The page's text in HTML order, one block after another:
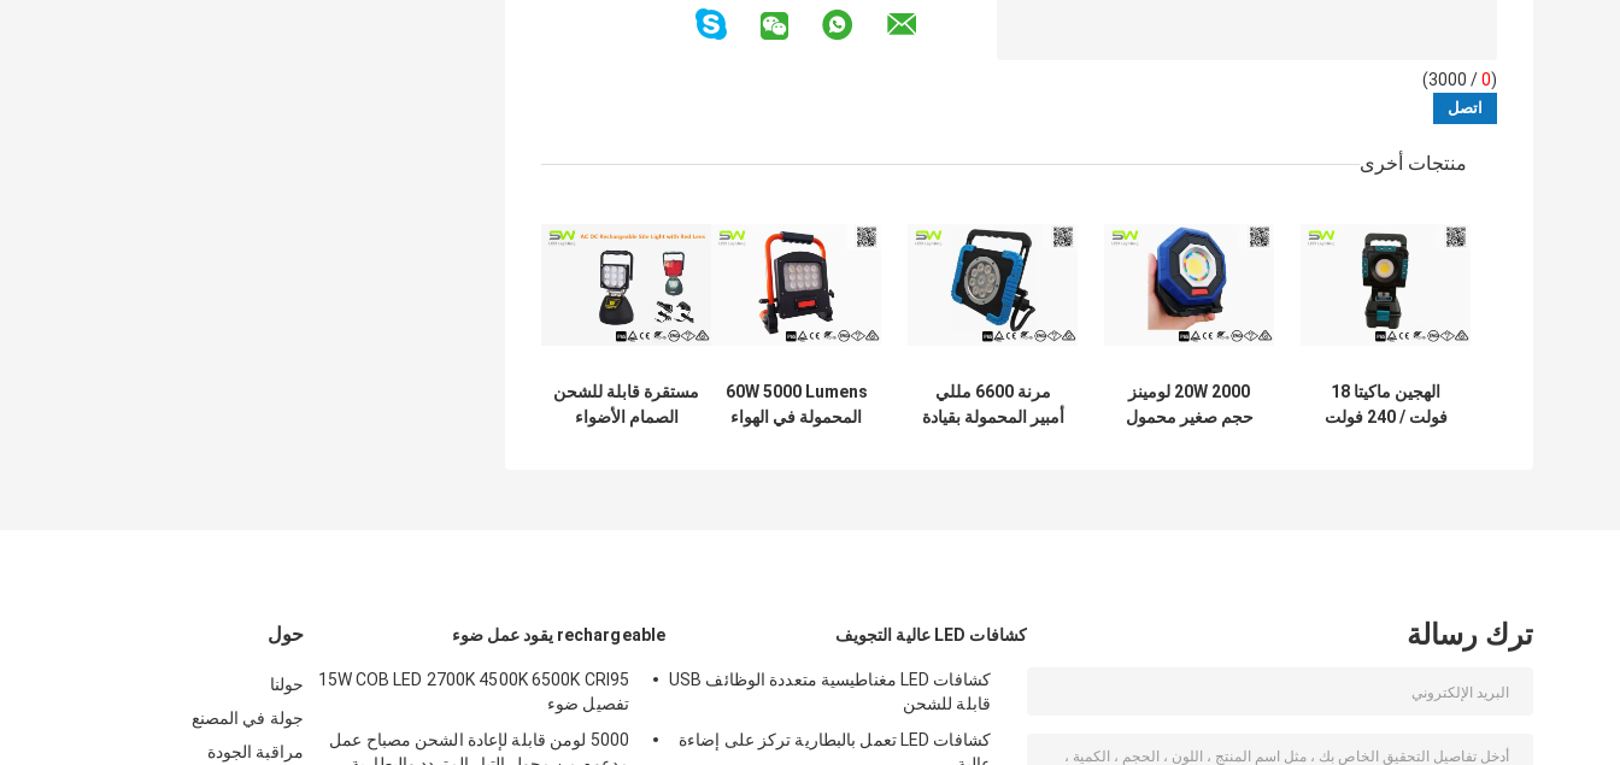
(
0
/ 3000)
منتجات أخرى
الهجين ماكيتا 18
فولت / 240 فولت
20W 2000 لومينز
حجم صغير محمول
مرنة 6600 مللي
أمبير المحمولة بقيادة
60W 5000 Lumens
المحمولة في الهواء
مستقرة قابلة للشحن
الصمام الأضواء
حول
حولنا
جولة في المصنع
مراقبة الجودة
rechargeable يقود عمل ضوء
15W COB LED 2700K 4500K 6500K CRI95
تفصيل ضوء
5000 لومن قابلة لإعادة الشحن مصباح عمل
كشافات LED عالية التجويف
كشافات LED مغناطيسية متعددة الوظائف USB
قابلة للشحن
كشافات LED تعمل بالبطارية تركز على إضاءة
ترك رسالة